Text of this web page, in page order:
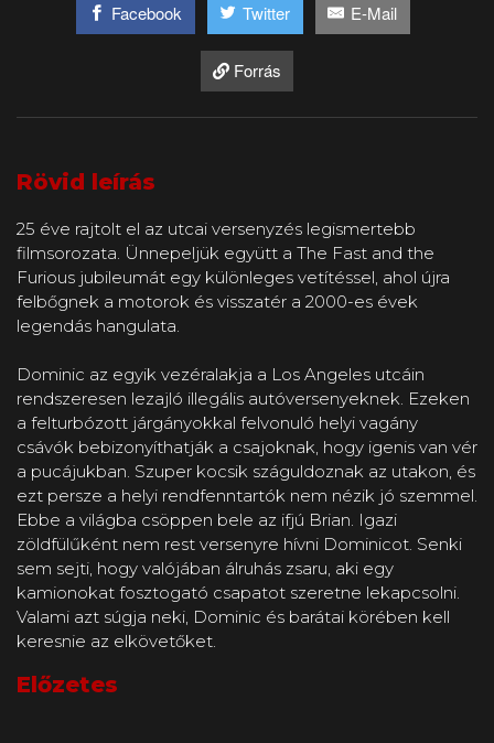
Facebook Twitter E-Mail
Forrás
Rövid leírás
25 éve rajtolt el az utcai versenyzés legismertebb
filmsorozata. Ünnepeljük együtt a The Fast and the
Furious jubileumát egy különleges vetítéssel, ahol újra
felbőgnek a motorok és visszatér a 2000-es évek
legendás hangulata.
Dominic az egyik vezéralakja a Los Angeles utcáin
rendszeresen lezajló illegális autóversenyeknek. Ezeken
a felturbózott járgányokkal felvonuló helyi vagány
csávók bebizonyíthatják a csajoknak, hogy igenis van vér
a pucájukban. Szuper kocsik száguldoznak az utakon, és
ezt persze a helyi rendfenntartók nem nézik jó szemmel.
Ebbe a világba csöppen bele az ifjú Brian. Igazi
zöldfülűként nem rest versenyre hívni Dominicot. Senki
sem sejti, hogy valójában álruhás zsaru, aki egy
kamionokat fosztogató csapatot szeretne lekapcsolni.
Valami azt súgja neki, Dominic és barátai körében kell
keresnie az elkövetőket.
Előzetes